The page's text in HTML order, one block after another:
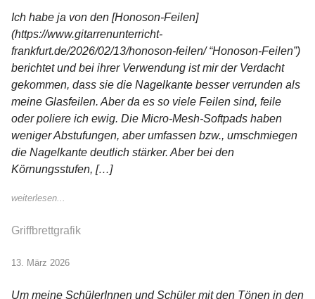
Ich habe ja von den [Honoson-Feilen]
(https://www.gitarrenunterricht-
frankfurt.de/2026/02/13/honoson-feilen/ “Honoson-Feilen”)
berichtet und bei ihrer Verwendung ist mir der Verdacht
gekommen, dass sie die Nagelkante besser verrunden als
meine Glasfeilen. Aber da es so viele Feilen sind, feile
oder poliere ich ewig. Die Micro-Mesh-Softpads haben
weniger Abstufungen, aber umfassen bzw., umschmiegen
die Nagelkante deutlich stärker. Aber bei den
Körnungsstufen, […]
weiterlesen...
Griffbrettgrafik
13. März 2026
Um meine SchülerInnen und Schüler mit den Tönen in den